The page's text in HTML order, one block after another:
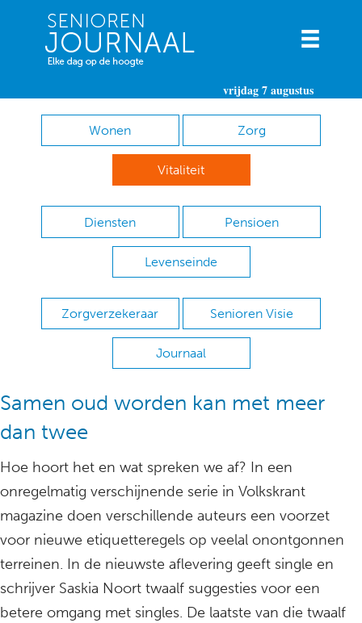
vrijdag 7 augustus
Wonen Zorg
Vitaliteit
Diensten Pensioen
Levenseinde
Zorgverzekeraar Senioren Visie
Journaal
Samen oud worden kan met meer
dan twee
Hoe hoort het en wat spreken we af? In een
onregelmatig verschijnende serie in Volkskrant
magazine doen verschillende auteurs een voorzet
voor nieuwe etiquetteregels op veelal onontgonnen
terreinen. In de nieuwste aflevering geeft single en
schrijver Saskia Noort twaalf suggesties voor een
betere omgang met singles. De laatste van die twaalf